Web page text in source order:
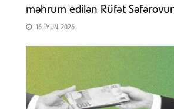
məhrum edilən Rüfət
16 İYUN 2026